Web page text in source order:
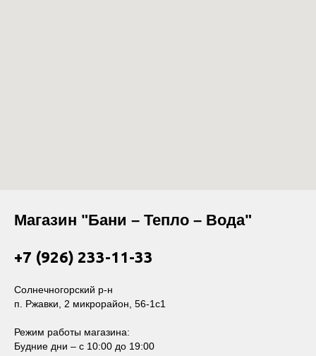
Магазин "Бани – Тепло – Вода"
+7 (926) 233-11-33
Солнечногорский р-н
п. Ржавки, 2 микрорайон, 56-1с1
Режим работы магазина:
Будние дни – с 10:00 до 19:00